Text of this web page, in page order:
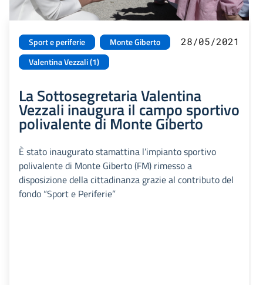
Sport e periferie
Monte Giberto
Valentina Vezzali (1)
28/05/2021
La Sottosegretaria Valentina
Vezzali inaugura il campo sportivo
polivalente di Monte Giberto
È stato inaugurato stamattina l’impianto sportivo
polivalente di Monte Giberto (FM) rimesso a
disposizione della cittadinanza grazie al contributo del
fondo “Sport e Periferie”